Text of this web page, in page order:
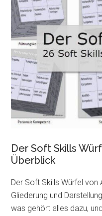
Der Soft Skills
Überblick
Der Soft Skills Würfel
Gliederung und
was gehört alles dazu,